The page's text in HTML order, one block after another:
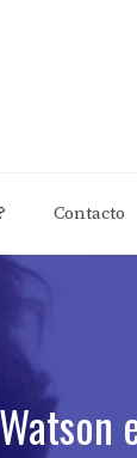
Contacto